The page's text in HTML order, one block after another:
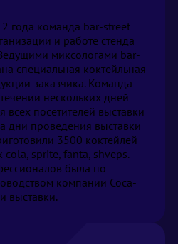
года команда bar-street
и работе стенда
миксологами bar-
специальная коктейльная
заказчика. Команда
нескольких дней
всех посетителей выставки
дни проведения выставки
3500 коктейлей
cola, sprite, fanta, shveps.
была по
компании Coca-
выставки.